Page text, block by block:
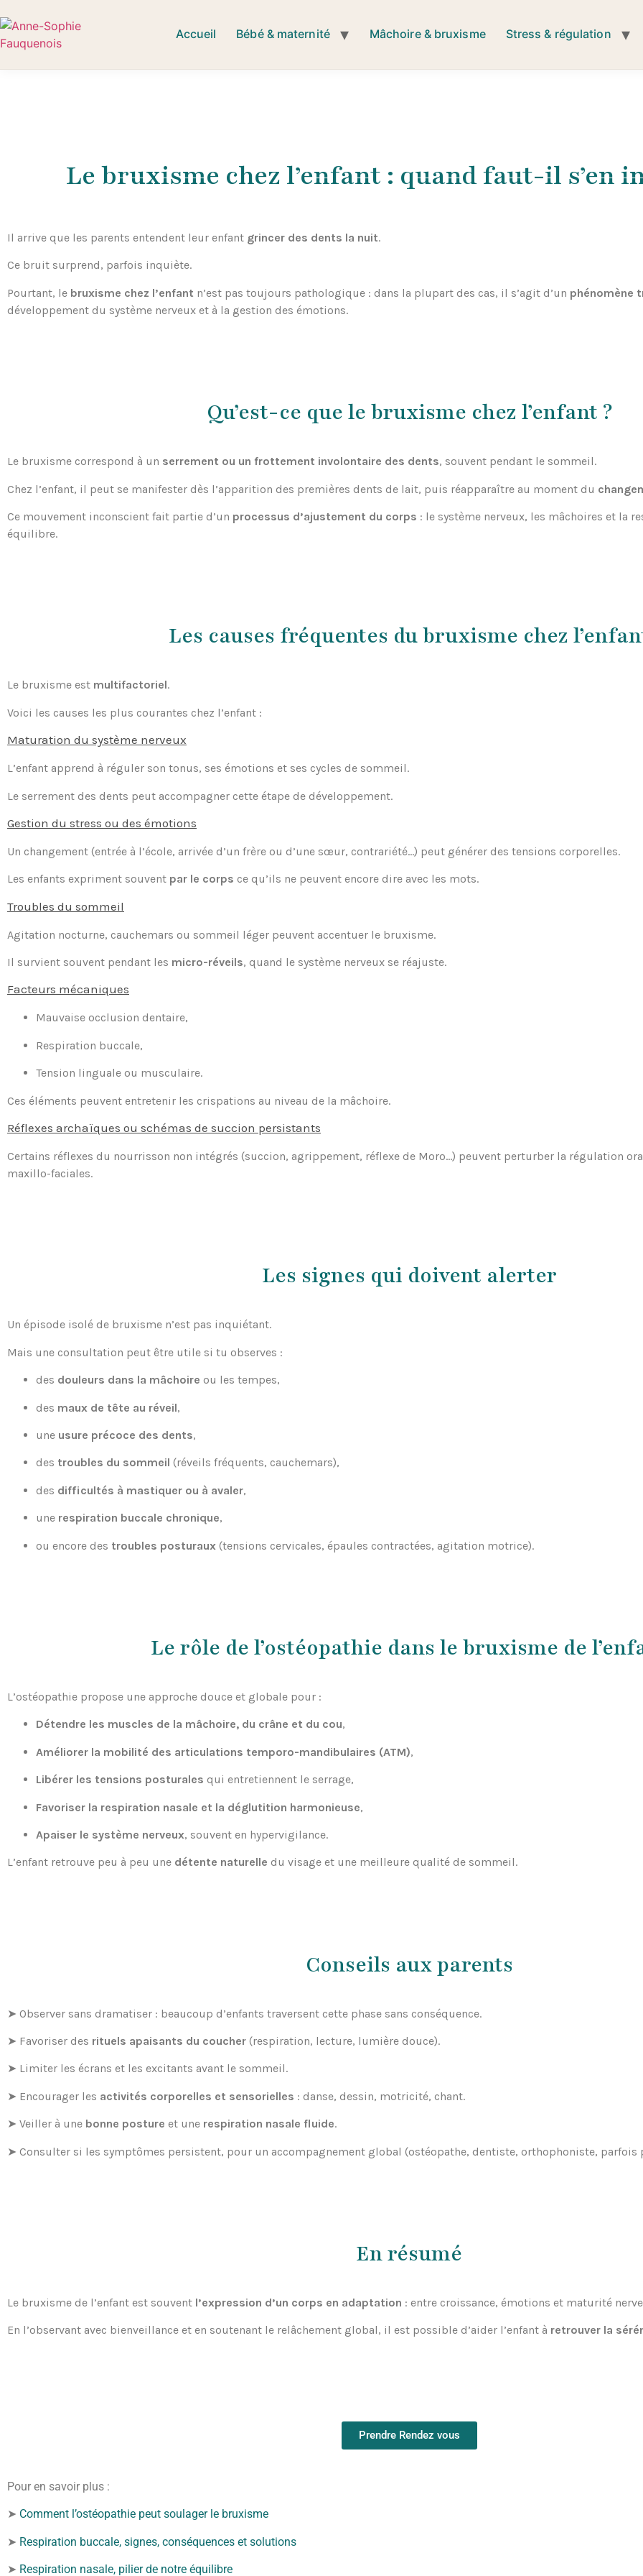
Accueil Bébé & maternité Mâchoire & bruxisme Stress & régulation
Le bruxisme chez l’enfant : quand faut-il s’en
Il arrive que les parents entendent leur enfant grincer des dents la nuit.
Ce bruit surprend, parfois inquiète.
Pourtant, le bruxisme chez l’enfant n’est pas toujours pathologique : dans la plupart des cas, il s’agit d’un phénomène
développement du système nerveux et à la gestion des émotions.
Qu’est-ce que le bruxisme chez l’enfant ?
Le bruxisme correspond à un serrement ou un frottement involontaire des dents, souvent pendant le sommeil.
Chez l’enfant, il peut se manifester dès l’apparition des premières dents de lait, puis réapparaître au moment du
Ce mouvement inconscient fait partie d’un processus d’ajustement du corps : le système nerveux, les mâchoires et la
équilibre.
Les causes fréquentes du bruxisme chez
Le bruxisme est multifactoriel.
Voici les causes les plus courantes chez l’enfant :
Maturation du système nerveux
L’enfant apprend à réguler son tonus, ses émotions et ses cycles de sommeil.
Le serrement des dents peut accompagner cette étape de développement.
Gestion du stress ou des émotions
Un changement (entrée à l’école, arrivée d’un frère ou d’une sœur, contrariété…) peut générer des tensions corporelles.
Les enfants expriment souvent par le corps ce qu’ils ne peuvent encore dire avec les mots.
Troubles du sommeil
Agitation nocturne, cauchemars ou sommeil léger peuvent accentuer le bruxisme.
Il survient souvent pendant les micro-réveils, quand le système nerveux se réajuste.
Facteurs mécaniques
Mauvaise occlusion dentaire,
Respiration buccale,
Tension linguale ou musculaire.
Ces éléments peuvent entretenir les crispations au niveau de la mâchoire.
Réflexes archaïques ou schémas de succion persistants
Certains réflexes du nourrisson non intégrés (succion, agrippement, réflexe de Moro…) peuvent perturber la régulation
maxillo-faciales.
Les signes qui doivent alerter
Un épisode isolé de bruxisme n’est pas inquiétant.
Mais une consultation peut être utile si tu observes :
des douleurs dans la mâchoire ou les tempes,
des maux de tête au réveil,
une usure précoce des dents,
des troubles du sommeil (réveils fréquents, cauchemars),
des difficultés à mastiquer ou à avaler,
une respiration buccale chronique,
ou encore des troubles posturaux (tensions cervicales, épaules contractées, agitation motrice).
Le rôle de l’ostéopathie dans le bruxisme de
L’ostéopathie propose une approche douce et globale pour :
Détendre les muscles de la mâchoire, du crâne et du cou,
Améliorer la mobilité des articulations temporo-mandibulaires (ATM),
Libérer les tensions posturales qui entretiennent le serrage,
Favoriser la respiration nasale et la déglutition harmonieuse,
Apaiser le système nerveux, souvent en hypervigilance.
L’enfant retrouve peu à peu une détente naturelle du visage et une meilleure qualité de sommeil.
Conseils aux parents
➤ Observer sans dramatiser : beaucoup d’enfants traversent cette phase sans conséquence.
➤ Favoriser des rituels apaisants du coucher (respiration, lecture, lumière douce).
➤ Limiter les écrans et les excitants avant le sommeil.
➤ Encourager les activités corporelles et sensorielles : danse, dessin, motricité, chant.
➤ Veiller à une bonne posture et une respiration nasale fluide.
➤ Consulter si les symptômes persistent, pour un accompagnement global (ostéopathe, dentiste, orthophoniste, parfois
En résumé
Le bruxisme de l’enfant est souvent l’expression d’un corps en adaptation : entre croissance, émotions et maturité
En l’observant avec bienveillance et en soutenant le relâchement global, il est possible d’aider l’enfant à retrouver la
Prendre Rendez vous
Pour en savoir plus :
➤ Comment l’ostéopathie peut soulager le bruxisme
➤ Respiration buccale, signes, conséquences et solutions
➤ Respiration nasale, pilier de notre équilibre